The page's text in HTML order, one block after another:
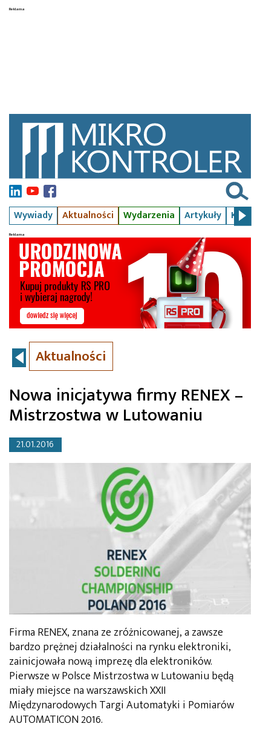
Wywiady Aktualności Wydarzenia Artykuły Kursy
Aktualności
Nowa inicjatywa firmy RENEX –
Mistrzostwa w Lutowaniu
21.01.2016
Firma RENEX, znana ze zróżnicowanej, a zawsze
bardzo prężnej działalności na rynku elektroniki,
zainicjowała nową imprezę dla elektroników.
Pierwsze w Polsce Mistrzostwa w Lutowaniu będą
miały miejsce na warszawskich XXII
Międzynarodowych Targi Automatyki i Pomiarów
AUTOMATICON 2016.